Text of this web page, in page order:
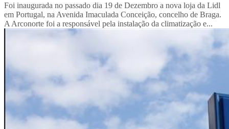
Foi inaugurada no passado dia 19 de Dezembro a nova loja da Lidl
em Portugal, na Avenida Imaculada Conceição, concelho de Braga.
A Arconorte foi a responsável pela instalação da climatização e...